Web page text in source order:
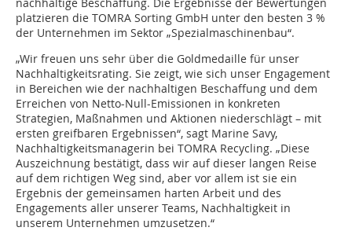
platzieren die TOMRA Sorting GmbH unter den besten 3 %
der Unternehmen im Sektor „Spezialmaschinenbau“.
„Wir freuen uns sehr über die Goldmedaille für unser
Nachhaltigkeitsrating. Sie zeigt, wie sich unser Engagement
in Bereichen wie der nachhaltigen Beschaffung und dem
Erreichen von Netto-Null-Emissionen in konkreten
Strategien, Maßnahmen und Aktionen niederschlägt – mit
ersten greifbaren Ergebnissen“, sagt Marine Savy,
Nachhaltigkeitsmanagerin bei TOMRA Recycling. „Diese
Auszeichnung bestätigt, dass wir auf dieser langen Reise
auf dem richtigen Weg sind, aber vor allem ist sie ein
Ergebnis der gemeinsamen harten Arbeit und des
Engagements aller unserer Teams, Nachhaltigkeit in
unserem Unternehmen umzusetzen.“